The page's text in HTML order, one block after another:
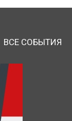
ВСЕ СОБЫТИЯ